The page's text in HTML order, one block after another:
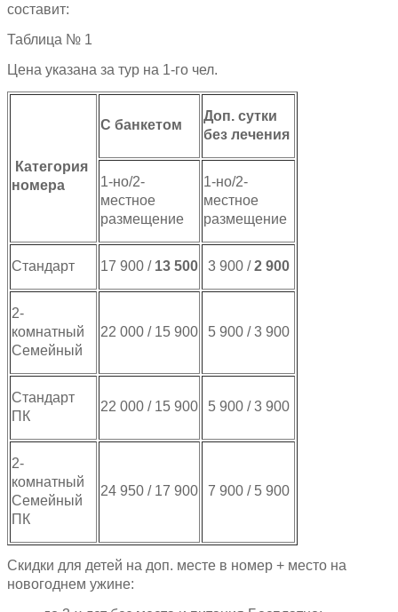
составит:
Таблица № 1
Цена указана за тур на 1-го чел.
Категория
номера
С банкетом
Доп. сутки
без лечения
1-но/2-
местное
размещение
1-но/2-
местное
размещение
Стандарт 17 900 / 13 500 3 900 /2 900
2-
комнатный
Семейный
22 000 / 15 900 5 900 / 3 900
Стандарт
ПК
22 000 / 15 900 5 900 / 3 900
2-
комнатный
Семейный
ПК
24 950 / 17 900 7 900 / 5 900
Скидки для детей на доп. месте в номер + место на
новогоднем ужине: